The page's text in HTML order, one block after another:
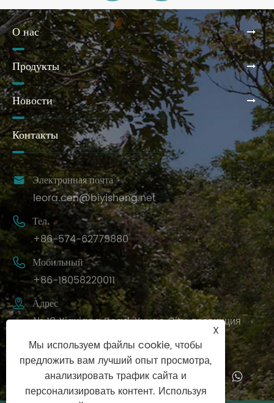
О нас
Продукты
Новости
Контакты
 Электронная почта
leora.cen@biyisheng.net
 Тел.
+86-574-62779880
 Мобильный
+86-18058220011
 Адрес
№ 18 Xiaxiang Road, Yuyao City, провинция
Чжэцзян П. Р. Китай
X
Мы используем файлы cookie, чтобы
предложить вам лучший опыт просмотра,
анализировать трафик сайта и
персонализировать контент. Используя